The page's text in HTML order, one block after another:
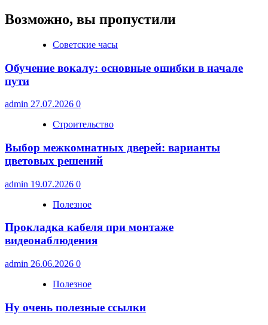
Возможно, вы пропустили
Советские часы
Обучение вокалу: основные ошибки в начале
пути
admin 27.07.2026 0
Строительство
Выбор межкомнатных дверей: варианты
цветовых решений
admin 19.07.2026 0
Полезное
Прокладка кабеля при монтаже
видеонаблюдения
admin 26.06.2026 0
Полезное
Ну очень полезные ссылки